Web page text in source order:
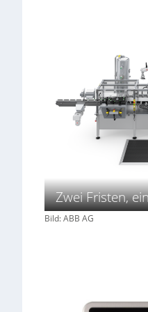
Zwei Fristen,
Bild: ABB AG